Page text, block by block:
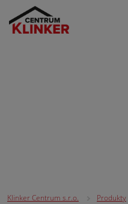
Klinker Centrum s.r.o. Produkty